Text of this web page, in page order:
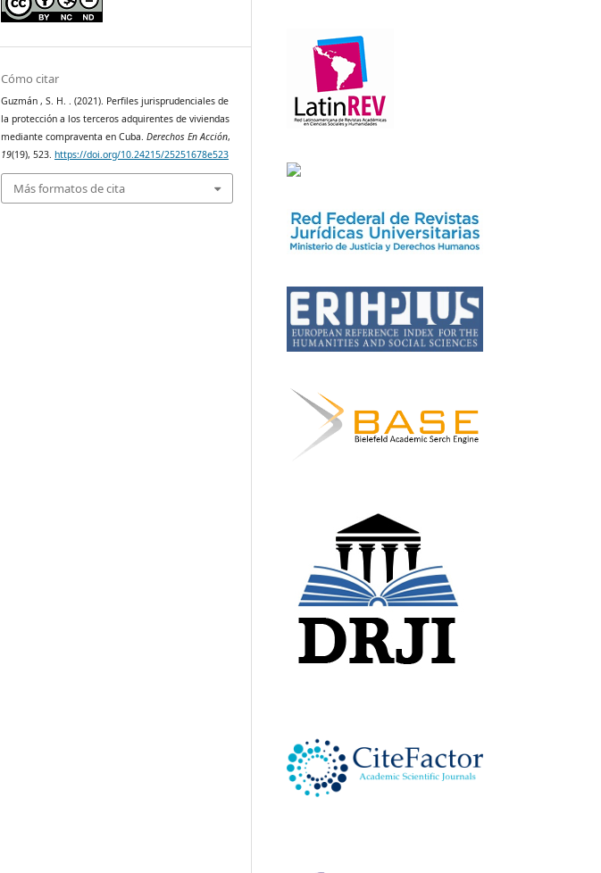
Cómo citar
Guzmán , S. H. . (2021). Perfiles jurisprudenciales de
la protección a los terceros adquirentes de viviendas
mediante compraventa en Cuba.Derechos En Acción,
19(19), 523.https://doi.org/10.24215/25251678e523
Más formatos de cita